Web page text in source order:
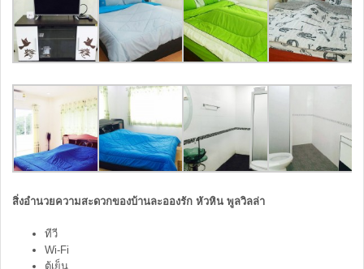
สิ่งอำนวยความสะดวกของบ้านละอองรัก หัวหิน พูลวิลล่า
ทีวี
Wi-Fi
ตู้เย็น